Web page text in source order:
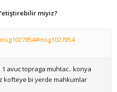
Yetiştirebilir miyiz?
avuc topraga muhtac.. konya
kofteye bi yerde mahkumlar